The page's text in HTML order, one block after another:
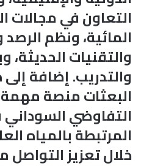
التعاون في مجالات
المائية، ونظم الرصد
والتقنيات الحديثة،
والتدريب. إضافة
البعثات منصة
التفاوضي السوداني
المرتبطة بالمياه
خلال تعزيز التواصل